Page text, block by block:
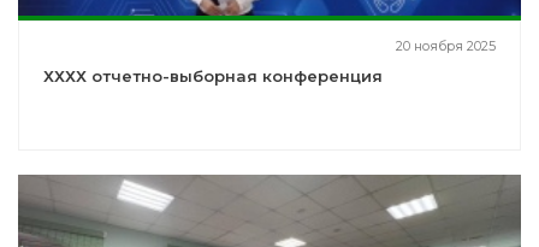
20 ноября 2025
ХХХХ отчетно-выборная конференция